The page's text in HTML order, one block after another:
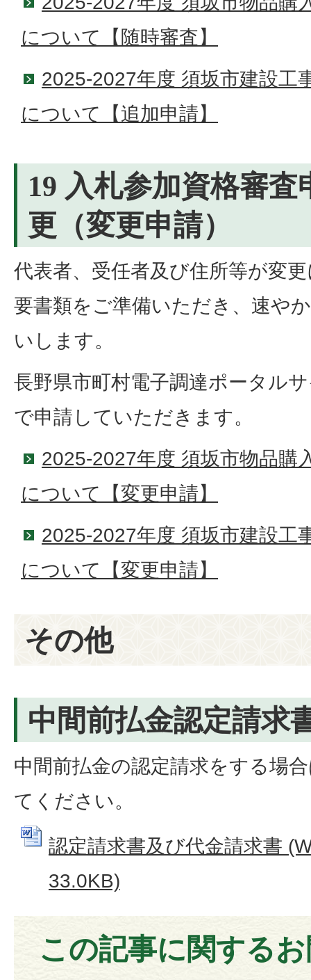
について【随時審査】
2025-2027年度 須坂市建設工
について【追加申請】
19 入札参加資格審査
更（変更申請）
代表者、受任者及び住所等が変
要書類をご準備いただき、速や
いします。
長野県市町村電子調達ポータル
で申請していただきます。
2025-2027年度 須坂市物品購
について【変更申請】
2025-2027年度 須坂市建設工
について【変更申請】
その他
中間前払金認定請求
中間前払金の認定請求をする場
てください。
認定請求書及び代金請求書
33.0KB)
この記事に関する